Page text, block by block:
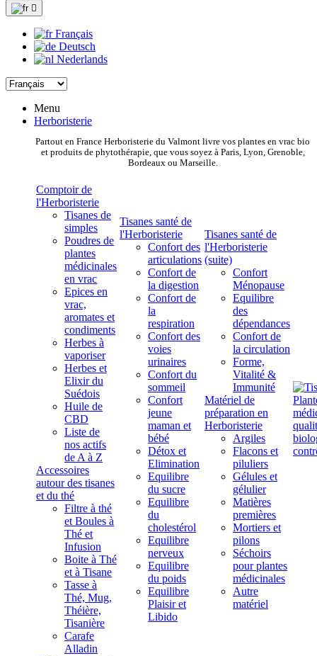

Français
Deutsch
Nederlands
Menu
Herboristerie
Partout en France Herboristerie du Valmont livre vos plantes en vrac bio
et produits de phytothérapie, que vous soyez à Paris, Lyon, Grenoble,
Bordeaux ou Marseille.
Comptoir de
l'Herboristerie
Tisanes de
simples
Poudres de
plantes
médicinales
en vrac
Epices en
vrac,
aromates et
condiments
Herbes à
vaporiser
Herbes et
Elixir du
Suédois
Huile de
CBD
Liste de
nos actifs
de A à Z
Accessoires
autour des tisanes
et du thé
Filtre à thé
et Boules à
Thé et
Infusion
Boite à Thé
et à Tisane
Tasse à
Thé, Mug,
Théière,
Tisanière
Carafe
Alladin
Tisanes santé de
l'Herboristerie
Confort des
articulations
Confort de
la digestion
Confort de
la
respiration
Confort des
voies
urinaires
Confort du
sommeil
Confort
jeune
maman et
bébé
Détox et
Elimination
Equilibre
du sucre
Equilibre
du
cholestérol
Equilibre
nerveux
Equilibre
du poids
Equilibre
Plaisir et
Libido
Tisanes santé de
l'Herboristerie
(suite)
Confort
Ménopause
Equilibre
des
dépendances
Confort de
la circulation
Forme,
Vitalité &
Immunité
Matériel de
préparation en
Herboristerie
Argiles
Flacons et
piluliers
Gélules et
gélulier
Matières
premières
Mortiers et
pilons
Séchoirs
pour plantes
médicinales
Autre
matériel